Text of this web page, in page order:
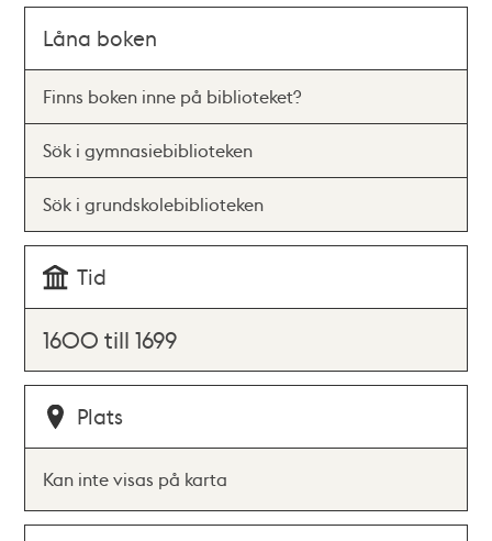
Låna boken
Finns boken inne på biblioteket?
Sök i gymnasiebiblioteken
Sök i grundskolebiblioteken
Tid
1600 till 1699
Plats
Kan inte visas på karta